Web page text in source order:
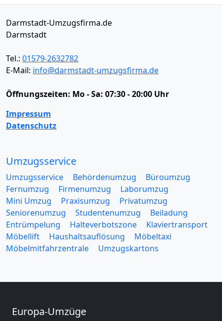
Darmstadt-Umzugsfirma.de
Darmstadt
Tel.: 01579-2632782
E-Mail: info@darmstadt-umzugsfirma.de
Öffnungszeiten: Mo - Sa: 07:30 - 20:00 Uhr
Impressum
Datenschutz
Umzugsservice
Umzugsservice Behördenumzug
Büroumzug
Fernumzug
Firmenumzug
Laborumzug
Mini Umzug
Praxisumzug
Privatumzug
Seniorenumzug
Studentenumzug
Beiladung
Entrümpelung
Halteverbotszone
Klaviertransport
Möbellift
Haushaltsauflösung
Möbeltaxi
Möbelmitfahrzentrale
Umzugskartons
Europa-Umzüge